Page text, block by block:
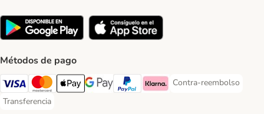
Métodos de pago
Visa Payment Method
Mastercard Payment Method
Apple Pay Payment Method
Google Pay Payment Method
PayPal Payment Method
Klarna Payment Method
Contra-reembolso
Contra-reembolso
Transferencia
Transferencia Payment Method